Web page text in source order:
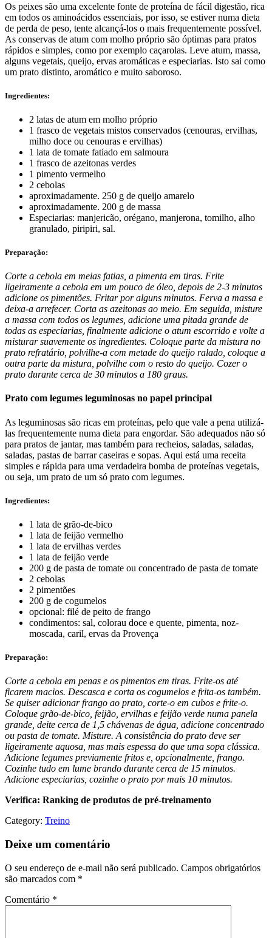
Os peixes são uma excelente fonte de proteína de fácil digestão, rica
em todos os aminoácidos essenciais, por isso, se estiver numa dieta
de perda de peso, tente alcançá-los o mais frequentemente possível.
As conservas de atum com molho próprio são óptimas para pratos
rápidos e simples, como por exemplo caçarolas. Leve atum, massa,
alguns vegetais, queijo, ervas aromáticas e especiarias. Isto sai como
um prato distinto, aromático e muito saboroso.
Ingredientes:
2 latas de atum em molho próprio
1 frasco de vegetais mistos conservados (cenouras, ervilhas,
milho doce ou cenouras e ervilhas)
1 lata de tomate fatiado em salmoura
1 frasco de azeitonas verdes
1 pimento vermelho
2 cebolas
aproximadamente. 250 g de queijo amarelo
aproximadamente. 200 g de massa
Especiarias: manjericão, orégano, manjerona, tomilho, alho
granulado, piripiri, sal.
Preparação:
Corte a cebola em meias fatias, a pimenta em tiras. Frite
ligeiramente a cebola em um pouco de óleo, depois de 2-3 minutos
adicione os pimentões. Fritar por alguns minutos. Ferva a massa e
deixa-a arrefecer. Corta as azeitonas ao meio. Em seguida, misture
a massa com todos os legumes, adicione uma pitada grande de
todas as especiarias, finalmente adicione o atum escorrido e volte a
misturar suavemente os ingredientes. Coloque parte da mistura no
prato refratário, polvilhe-a com metade do queijo ralado, coloque a
outra parte da mistura, polvilhe com o resto do queijo. Cozer o
prato durante cerca de 30 minutos a 180 graus.
Prato com legumes leguminosas no papel principal
As leguminosas são ricas em proteínas, pelo que vale a pena utilizá-
las frequentemente numa dieta para engordar. São adequados não só
para pratos de jantar, mas também para recheios, saladas, saladas,
saladas, pastas de barrar caseiras e sopas. Aqui está uma receita
simples e rápida para uma verdadeira bomba de proteínas vegetais,
ou seja, um prato de um só prato com legumes.
Ingredientes:
1 lata de grão-de-bico
1 lata de feijão vermelho
1 lata de ervilhas verdes
1 lata de feijão verde
200 g de pasta de tomate ou concentrado de pasta de tomate
2 cebolas
2 pimentões
200 g de cogumelos
opcional: filé de peito de frango
condimentos: sal, colorau doce e quente, pimenta, noz-
moscada, caril, ervas da Provença
Preparação:
Corte a cebola em penas e os pimentos em tiras. Frite-os até
ficarem macios. Descasca e corta os cogumelos e frita-os também.
Se quiser adicionar frango ao prato, corte-o em cubos e frite-o.
Coloque grão-de-bico, feijão, ervilhas e feijão verde numa panela
grande, deite cerca de 1,5 chávenas de água, adicione concentrado
ou pasta de tomate. Misture. A consistência do prato deve ser
ligeiramente aquosa, mas mais espessa do que uma sopa clássica.
Adicione legumes previamente fritos e, opcionalmente, frango.
Cozinhe tudo em lume brando durante cerca de 15 minutos.
Adicione especiarias, cozinhe o prato por mais 10 minutos.
Verifica: Ranking de produtos de pré-treinamento
Category: Treino
Deixe um comentário
O seu endereço de e-mail não será publicado. Campos obrigatórios
são marcados com *
Comentário *